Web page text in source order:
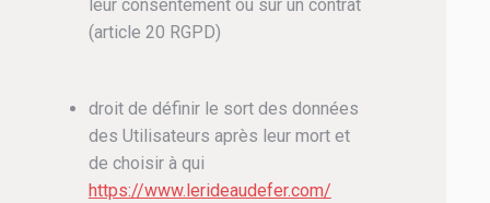
leur consentement ou sur un contrat
(article 20 RGPD)
droit de définir le sort des données
des Utilisateurs après leur mort et
de choisir à qui
https://www.lerideaudefer.com/